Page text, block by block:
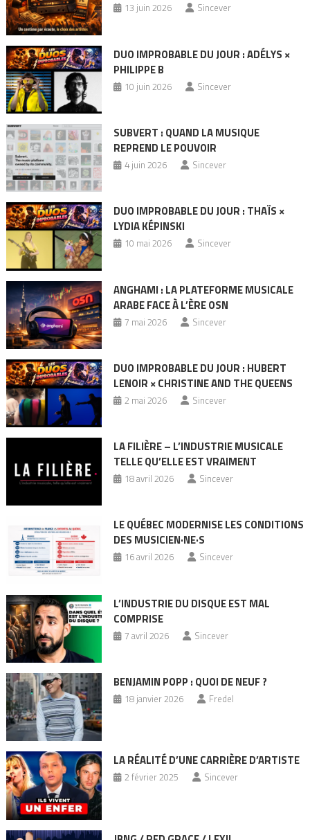
13 juin 2026 Sincever
DUO IMPROBABLE DU JOUR : ADÉLYS ×
PHILIPPE B
10 juin 2026 Sincever
SUBVERT : QUAND LA MUSIQUE
REPREND LE POUVOIR
4 juin 2026 Sincever
DUO IMPROBABLE DU JOUR : THAÏS ×
LYDIA KÉPINSKI
10 mai 2026 Sincever
ANGHAMI : LA PLATEFORME MUSICALE
ARABE FACE À L’ÈRE OSN
7 mai 2026 Sincever
DUO IMPROBABLE DU JOUR : HUBERT
LENOIR × CHRISTINE AND THE QUEENS
2 mai 2026 Sincever
LA FILIÈRE – L’INDUSTRIE MUSICALE
TELLE QU’ELLE EST VRAIMENT
18 avril 2026 Sincever
LE QUÉBEC MODERNISE LES CONDITIONS
DES MUSICIEN·NE·S
16 avril 2026 Sincever
L’INDUSTRIE DU DISQUE EST MAL
COMPRISE
7 avril 2026 Sincever
BENJAMIN POPP : QUOI DE NEUF ?
18 janvier 2026 Fredel
LA RÉALITÉ D’UNE CARRIÈRE D’ARTISTE
2 février 2025 Sincever